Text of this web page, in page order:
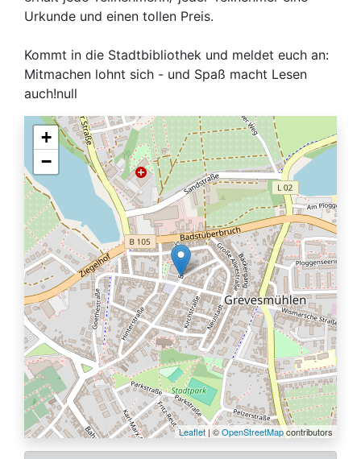
Urkunde und einen tollen Preis.
Kommt in die Stadtbibliothek und meldet euch an:
Mitmachen lohnt sich - und Spaß macht Lesen
auch!null
+
−
Leaflet| ©OpenStreetMapcontributors